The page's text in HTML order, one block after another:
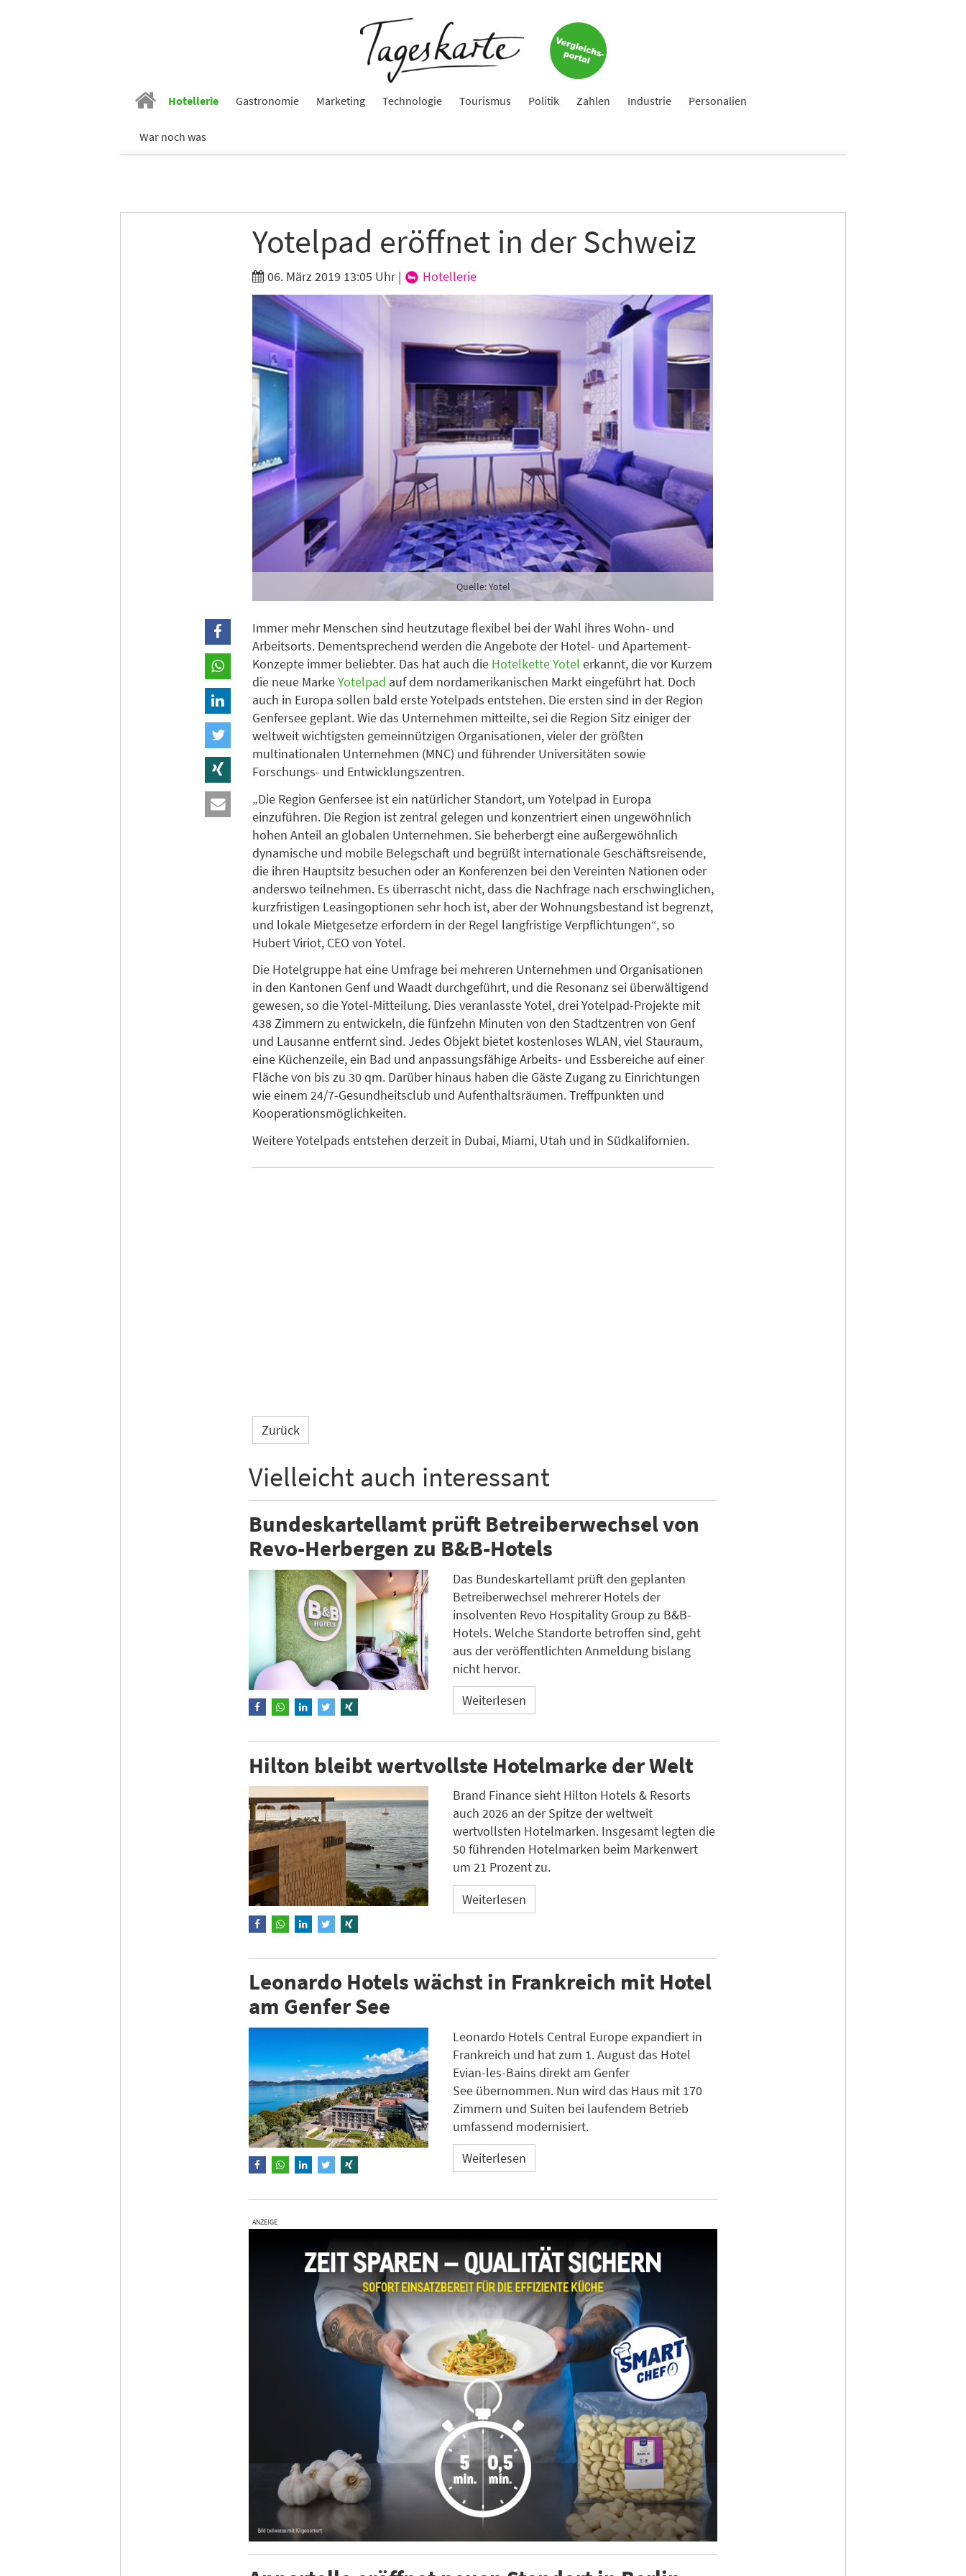
Hotellerie Gastronomie Marketing Technologie Tourismus Politik Zahlen Industrie Personalien
War noch was
Yotelpad eröffnet in der Schweiz
06. März 2019 13:05 Uhr| Hotellerie
Quelle: Yotel
Immer mehr Menschen sind heutzutage flexibel bei der Wahl ihres Wohn- und
Arbeitsorts. Dementsprechend werden die Angebote der Hotel- und Apartement-
Konzepte immer beliebter. Das hat auch die Hotelkette Yotel erkannt, die vor Kurzem
die neue MarkeYotelpad auf dem nordamerikanischen Markt eingeführt hat. Doch
auch in Europa sollen bald erste Yotelpads entstehen. Die ersten sind in der Region
Genfersee geplant. Wie das Unternehmen mitteilte, sei die Region Sitz einiger der
weltweit wichtigsten gemeinnützigen Organisationen, vieler der größten
multinationalen Unternehmen (MNC) und führender Universitäten sowie
Forschungs- und Entwicklungszentren.
„Die Region Genfersee ist ein natürlicher Standort, um Yotelpad in Europa
einzuführen. Die Region ist zentral gelegen und konzentriert einen ungewöhnlich
hohen Anteil an globalen Unternehmen. Sie beherbergt eine außergewöhnlich
dynamische und mobile Belegschaft und begrüßt internationale Geschäftsreisende,
die ihren Hauptsitz besuchen oder an Konferenzen bei den Vereinten Nationen oder
anderswo teilnehmen. Es überrascht nicht, dass die Nachfrage nach erschwinglichen,
kurzfristigen Leasingoptionen sehr hoch ist, aber der Wohnungsbestand ist begrenzt,
und lokale Mietgesetze erfordern in der Regel langfristige Verpflichtungen“, so
Hubert Viriot, CEO von Yotel.
Die Hotelgruppe hat eine Umfrage bei mehreren Unternehmen und Organisationen
in den Kantonen Genf und Waadt durchgeführt, und die Resonanz sei überwältigend
gewesen, so die Yotel-Mitteilung. Dies veranlasste Yotel, drei Yotelpad-Projekte mit
438 Zimmern zu entwickeln, die fünfzehn Minuten von den Stadtzentren von Genf
und Lausanne entfernt sind. Jedes Objekt bietet kostenloses WLAN, viel Stauraum,
eine Küchenzeile, ein Bad und anpassungsfähige Arbeits- und Essbereiche auf einer
Fläche von bis zu 30 qm. Darüber hinaus haben die Gäste Zugang zu Einrichtungen
wie einem 24/7-Gesundheitsclub und Aufenthaltsräumen. Treffpunkten und
Kooperationsmöglichkeiten.
Weitere Yotelpads entstehen derzeit in Dubai, Miami, Utah und in Südkalifornien.
Zurück
Vielleicht auch interessant
Bundeskartellamt prüft Betreiberwechsel von
Revo-Herbergen zu B&B-Hotels
Das Bundeskartellamt prüft den geplanten
Betreiberwechsel mehrerer Hotels der
insolventen Revo Hospitality Group zu B&B-
Hotels. Welche Standorte betroffen sind, geht
aus der veröffentlichten Anmeldung bislang
nicht hervor.
Weiterlesen
Hilton bleibt wertvollste Hotelmarke der Welt
Brand Finance sieht Hilton Hotels & Resorts
auch 2026 an der Spitze der weltweit
wertvollsten Hotelmarken. Insgesamt legten die
50 führenden Hotelmarken beim Markenwert
um 21 Prozent zu.
Weiterlesen
Leonardo Hotels wächst in Frankreich mit Hotel
am Genfer See
Leonardo Hotels Central Europe expandiert in
Frankreich und hat zum 1. August das Hotel
Evian-les-Bains direkt am Genfer
See übernommen. Nun wird das Haus mit 170
Zimmern und Suiten bei laufendem Betrieb
umfassend modernisiert.
Weiterlesen
ANZEIGE
E-Mail*
Branche
Ich möchte folgende Newsletter erhalten
Tageskarte-Newsletter (gegen 8.30 Uhr)
Ich habe die
zur Kenntnis genommen.
Anmelden Danke, heute nicht